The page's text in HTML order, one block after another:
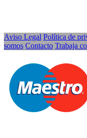
Aviso Legal Política de
somos Contacto Trabaja